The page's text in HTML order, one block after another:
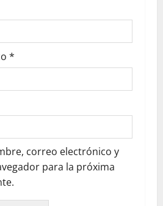
*
correo electrónico y
para la próxima